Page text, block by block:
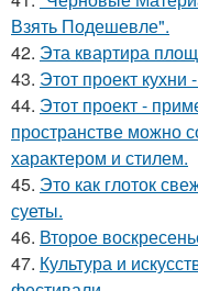
Взять Подешевле".
42. Эта квартира
43. Этот проект
44. Этот проект -
пространстве можно
характером и стилем.
45. Это как глоток
суеты.
46. Второе
47. Культура и